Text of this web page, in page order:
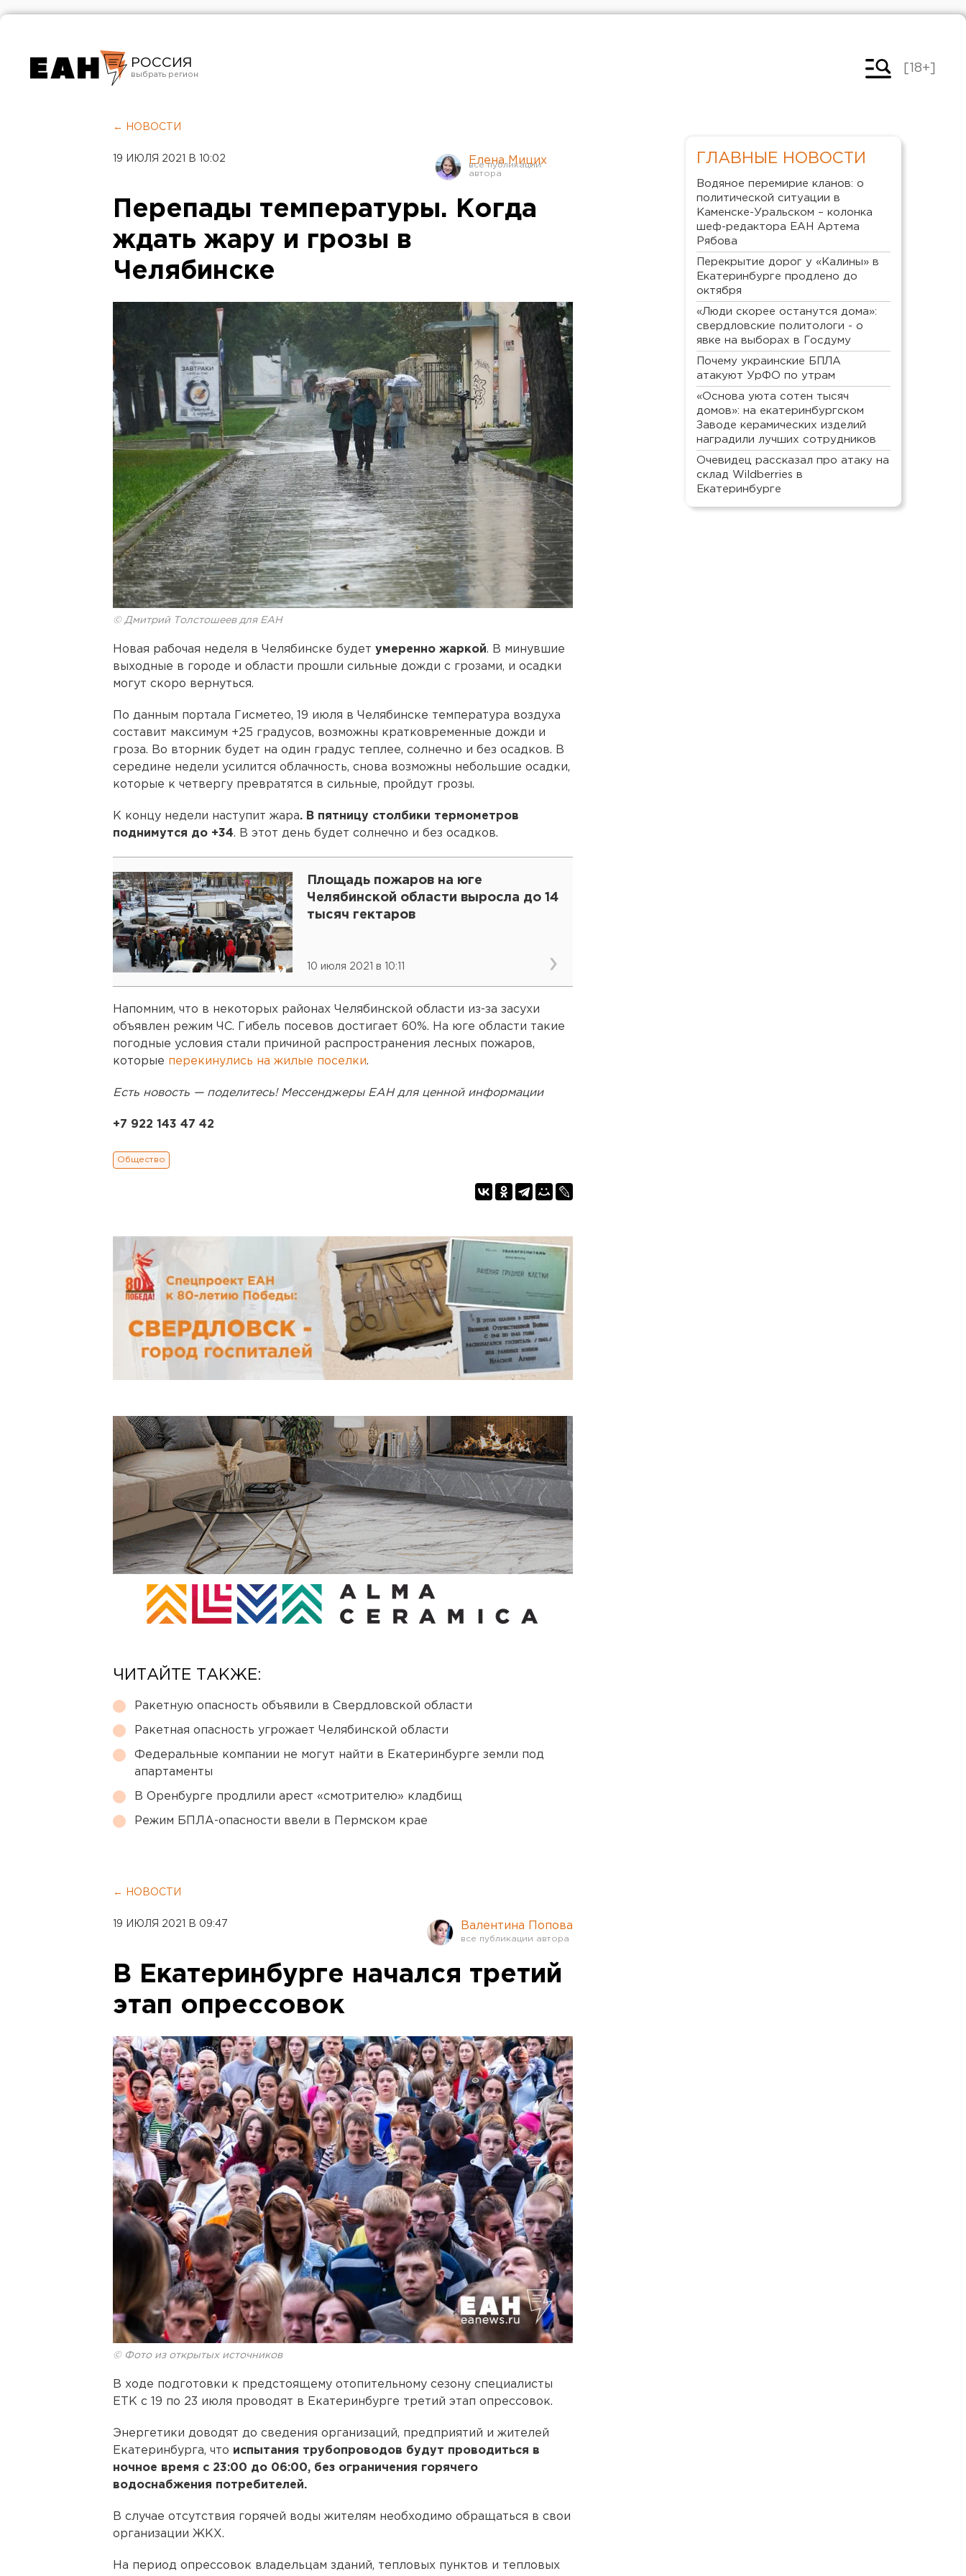
РОССИЯ
Челябинск
[18+]
← НОВОСТИ
19 ИЮЛЯ 2021 В 10:02 Елена Мицих
Перепады температуры. Когда
ждать жару и грозы в
Челябинске
© Дмитрий Толстошеев для ЕАН
Новая рабочая неделя в Челябинске будет умеренно жаркой. В минувшие
выходные в городе и области прошли сильные дожди с грозами, и осадки
могут скоро вернуться.
По данным портала Гисметео, 19 июля в Челябинске температура воздуха
составит максимум +25 градусов, возможны кратковременные дожди и
гроза. Во вторник будет на один градус теплее, солнечно и без осадков. В
середине недели усилится облачность, снова возможны небольшие осадки,
которые к четвергу превратятся в сильные, пройдут грозы.
К концу недели наступит жара. В пятницу столбики термометров
поднимутся до +34. В этот день будет солнечно и без осадков.
Площадь пожаров на юге
Челябинской области выросла до 14
тысяч гектаров
10 июля 2021 в 10:11
Напомним, что в некоторых районах Челябинской области из-за засухи
объявлен режим ЧС. Гибель посевов достигает 60%. На юге области такие
погодные условия стали причиной распространения лесных пожаров,
которые перекинулись на жилые поселки.
Есть новость — поделитесь! Мессенджеры ЕАН для ценной информации
+7 922 143 47 42
Общество
ЧИТАЙТЕ ТАКЖЕ:
Ракетную опасность объявили в Свердловской области
Ракетная опасность угрожает Челябинской области
Федеральные компании не могут найти в Екатеринбурге земли под
апартаменты
В Оренбурге продлили арест «смотрителю» кладбищ
Режим БПЛА-опасности ввели в Пермском крае
← НОВОСТИ
19 ИЮЛЯ 2021 В 09:47 Валентина Попова
В Екатеринбурге начался третий
этап опрессовок
© Фото из открытых источников
В ходе подготовки к предстоящему отопительному сезону специалисты
ЕТК с 19 по 23 июля проводят в Екатеринбурге третий этап опрессовок.
Энергетики доводят до сведения организаций, предприятий и жителей
Екатеринбурга, что испытания трубопроводов будут проводиться в
ночное время с 23:00 до 06:00, без ограничения горячего
водоснабжения потребителей.
В случае отсутствия горячей воды жителям необходимо обращаться в свои
организации ЖКХ.
На период опрессовок владельцам зданий, тепловых пунктов и тепловых
ГЛАВНЫЕ НОВОСТИ
Водяное перемирие кланов: о
политической ситуации в
Каменске-Уральском – колонка
шеф-редактора ЕАН Артема
Рябова
Перекрытие дорог у «Калины» в
Екатеринбурге продлено до
октября
«Люди скорее останутся дома»:
свердловские политологи - о
явке на выборах в Госдуму
Почему украинские БПЛА
атакуют УрФО по утрам
«Основа уюта сотен тысяч
домов»: на екатеринбургском
Заводе керамических изделий
наградили лучших сотрудников
Очевидец рассказал про атаку на
склад Wildberries в
Екатеринбурге